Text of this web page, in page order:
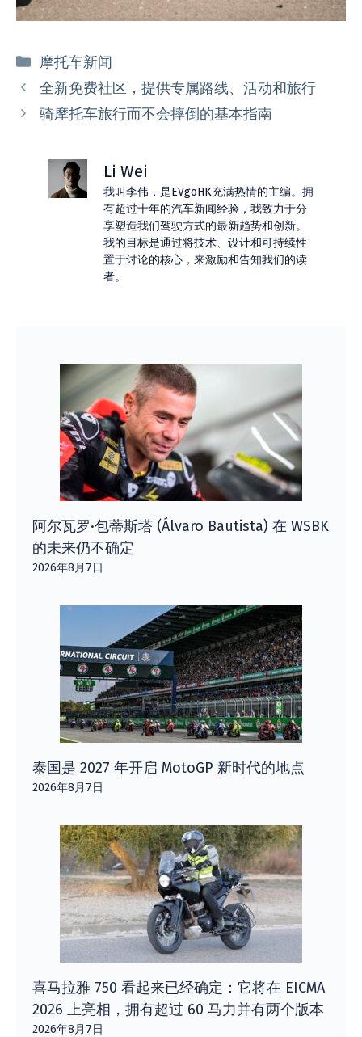
分
类
摩托车新闻
全新免费社区，提供专属路线、活动和旅行
骑摩托车旅行而不会摔倒的基本指南
Li Wei
我叫李伟，是EVgoHK充满热情的主编。拥
有超过十年的汽车新闻经验，我致力于分
享塑造我们驾驶方式的最新趋势和创新。
我的目标是通过将技术、设计和可持续性
置于讨论的核心，来激励和告知我们的读
者。
阿尔瓦罗·包蒂斯塔 (Álvaro Bautista) 在 WSBK
的未来仍不确定
2026年8月7日
泰国是 2027 年开启 MotoGP 新时代的地点
2026年8月7日
喜马拉雅 750 看起来已经确定：它将在 EICMA
2026 上亮相，拥有超过 60 马力并有两个版本
2026年8月7日